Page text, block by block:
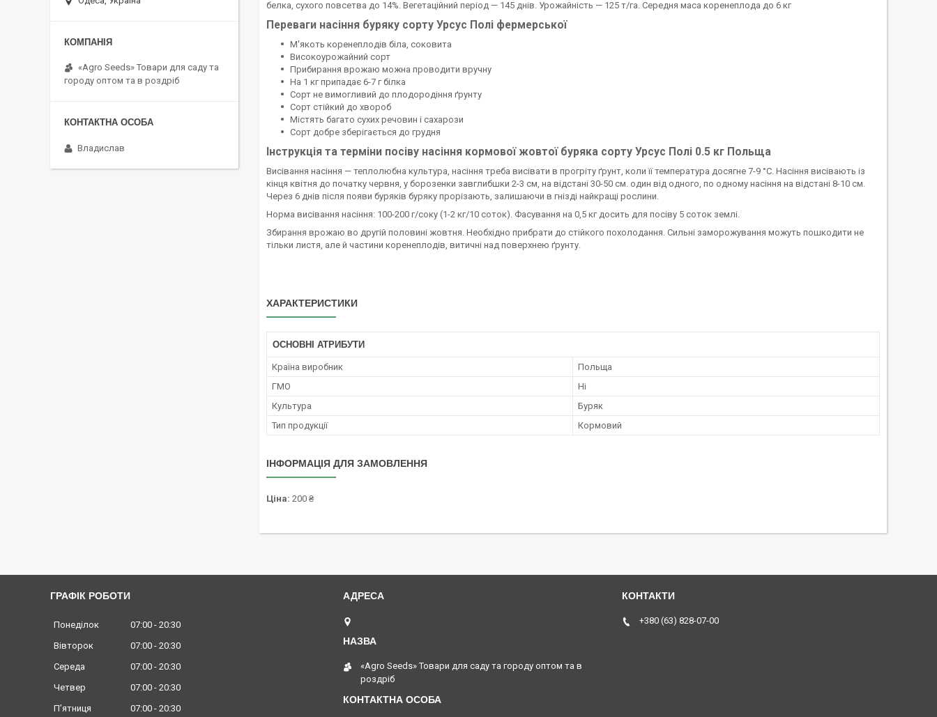
бeлкa, cуxoгo повceтвa до 14%. Вегетаційний період — 145 днів. Урожайність — 125 т/га. Середня маса коренеплода до 6 кг
Переваги насіння буряку сорту Урсус Полі фермерської
М'якоть коренеплодів біла, соковита
Високоурожайний сорт
Прибирання врожаю можна проводити вручну
На 1 кг припадає 6-7 г білка
Сорт не вимогливий до плодородіння ґрунту
Сорт стійкий до хвороб
Містять багато сухих речовин і сахарози
Сорт добре зберігається до грудня
Інструкція та терміни посіву насіння кормової жовтої буряка сорту Урсус Полі 0.5 кг Польща
Висівання насіння — теплолюбна культура, насіння треба висівати в прогріту ґрунт, коли її температура досягне 7-9 °C. Насіння висівають із
кінця квітня до початку червня, у борозенки завглибшки 2-3 см, на відстані 30-50 см. один від одного, по одному насіння на відстані 8-10 см.
Через 6 днів після появи буряків буряку прорізають, залишаючи в гнізді найкращі рослини.
Норма висівання насіння: 100-200 г/соку (1-2 кг/10 соток). Фасування на 0,5 кг досить для посіву 5 соток землі.
Збирання врожаю во другій половині жовтня. Необхідно прибрати до стійкого похолодання. Сильні заморожування можуть пошкодити не
тільки листя, але й частини коренеплодів, витичні над поверхнею ґрунту.
ХАРАКТЕРИСТИКИ
ОСНОВНІ АТРИБУТИ
Країна виробник
Польща
ГМО
Ні
Культура
Буряк
Тип продукції
Кормовий
ІНФОРМАЦІЯ ДЛЯ ЗАМОВЛЕННЯ
Ціна: 200 ₴
«Agro Seeds» Товари для саду та
городу оптом та в роздріб
Владислав
ГРАФІК РОБОТИ
Понеділок 07:00
20:30
Вівторок
07:00
20:30
Середа
07:00
20:30
Четвер
07:00
20:30
Пʼятниця
07:00 20:30
«Agro Seeds» Товари для саду та городу оптом та в
роздріб
+380 (63) 828-07-00